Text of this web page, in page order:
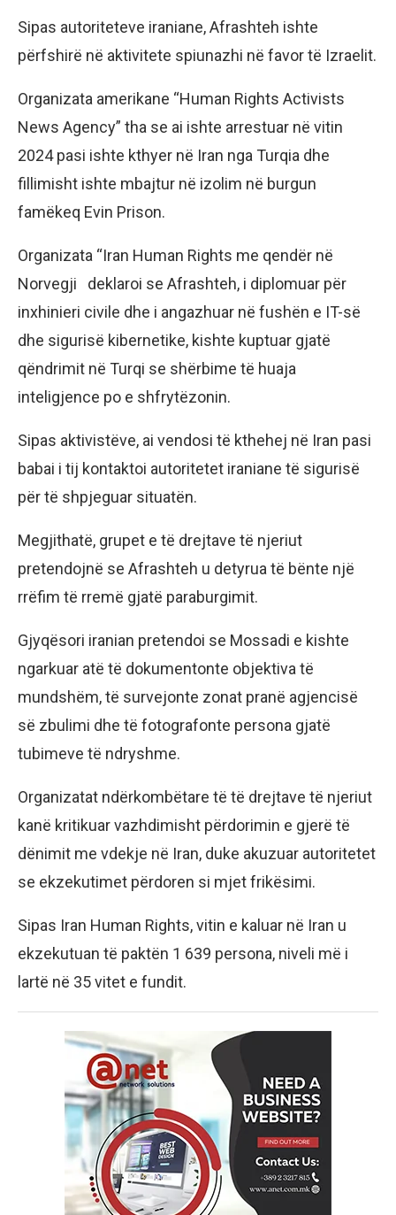
Sipas autoriteteve iraniane, Afrashteh ishte
përfshirë në aktivitete spiunazhi në favor të Izraelit.
Organizata amerikane “Human Rights Activists
News Agency” tha se ai ishte arrestuar në vitin
2024 pasi ishte kthyer në Iran nga Turqia dhe
fillimisht ishte mbajtur në izolim në burgun
famëkeq Evin Prison.
Organizata “Iran Human Rights me qendër në
Norvegji deklaroi se Afrashteh, i diplomuar për
inxhinieri civile dhe i angazhuar në fushën e IT-së
dhe sigurisë kibernetike, kishte kuptuar gjatë
qëndrimit në Turqi se shërbime të huaja
inteligjence po e shfrytëzonin.
Sipas aktivistëve, ai vendosi të kthehej në Iran pasi
babai i tij kontaktoi autoritetet iraniane të sigurisë
për të shpjeguar situatën.
Megjithatë, grupet e të drejtave të njeriut
pretendojnë se Afrashteh u detyrua të bënte një
rrëfim të rremë gjatë paraburgimit.
Gjyqësori iranian pretendoi se Mossadi e kishte
ngarkuar atë të dokumentonte objektiva të
mundshëm, të survejonte zonat pranë agjencisë
së zbulimi dhe të fotografonte persona gjatë
tubimeve të ndryshme.
Organizatat ndërkombëtare të të drejtave të njeriut
kanë kritikuar vazhdimisht përdorimin e gjerë të
dënimit me vdekje në Iran, duke akuzuar autoritetet
se ekzekutimet përdoren si mjet frikësimi.
Sipas Iran Human Rights, vitin e kaluar në Iran u
ekzekutuan të paktën 1 639 persona, niveli më i
lartë në 35 vitet e fundit.